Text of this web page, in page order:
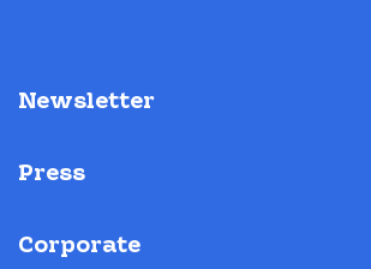
Newsletter
Press
Corporate